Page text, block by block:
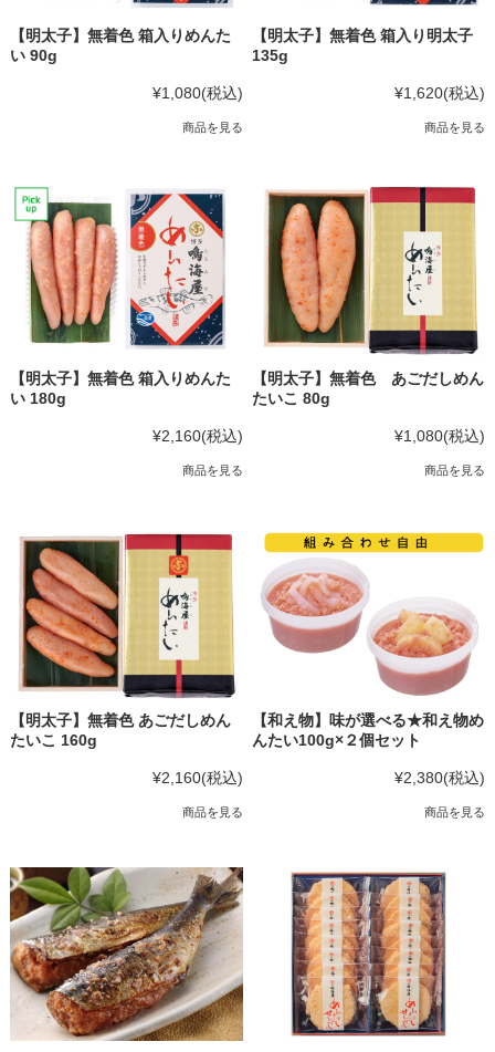
【明太子】無着色 箱入りめんた
い 90g
¥1,080(税込)
商品を見る
【明太子】無着色 箱入り明太子
135g
¥1,620(税込)
商品を見る
【明太子】無着色 箱入りめんた
い 180g
¥2,160(税込)
商品を見る
【明太子】無着色 あごだしめん
たいこ 80g
¥1,080(税込)
商品を見る
【明太子】無着色 あごだしめん
たいこ 160g
¥2,160(税込)
商品を見る
【和え物】味が選べる★和え物め
んたい100g×２個セット
¥2,380(税込)
商品を見る